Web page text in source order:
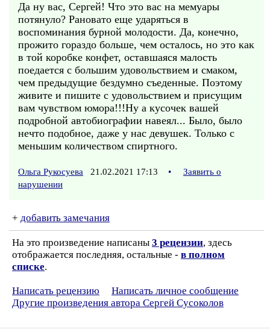
Да ну вас, Сергей! Что это вас на мемуары
потянуло? Рановато еще ударяться в
воспоминания бурной молодости. Да, конечно,
прожито гораздо больше, чем осталось, но это как
в той коробке конфет, оставшаяся малость
поедается с большим удовольствием и смаком,
чем предыдущие бездумно съеденные. Поэтому
живите и пишите с удовольствием и присущим
вам чувством юмора!!!Ну а кусочек вашей
подробной автобиографии навеял... Было, было
нечто подобное, даже у нас девушек. Только с
меньшим количеством спиртного.
Ольга Рукосуева 21.02.2021 17:13 •
Заявить о
нарушении
+ добавить замечания
На это произведение написаны 3 рецензии, здесь
отображается последняя, остальные - в полном
списке.
Написать рецензию
Написать личное сообщение
Другие произведения автора Сергей Сусоколов